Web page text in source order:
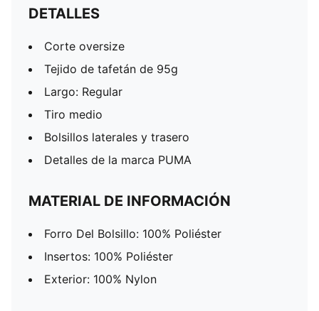
DETALLES
Corte oversize
Tejido de tafetán de 95g
Largo: Regular
Tiro medio
Bolsillos laterales y trasero
Detalles de la marca PUMA
MATERIAL DE INFORMACIÓN
Forro Del Bolsillo: 100% Poliéster
Insertos: 100% Poliéster
Exterior: 100% Nylon